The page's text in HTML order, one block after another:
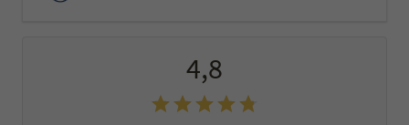
4,8